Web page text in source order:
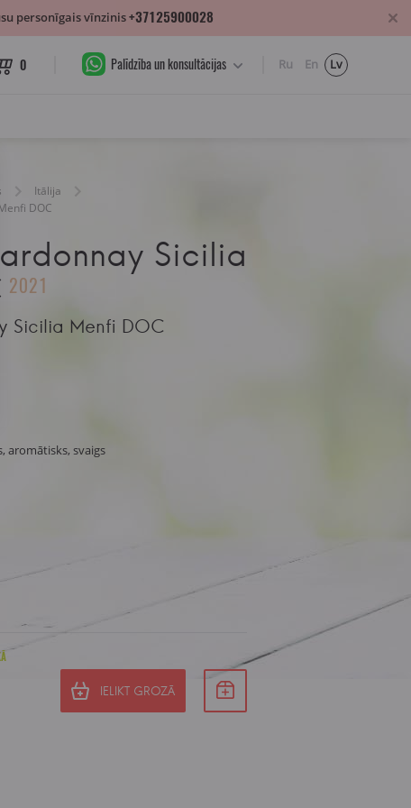
0 Palīdzība un konsultācijas Ru En Lv
Itālija
DOC
Sicilia
2021
Sicilia Menfi DOC
aromātisks, svaigs
IELIKT GROZĀ
personīgais vīnzinis+37125900028